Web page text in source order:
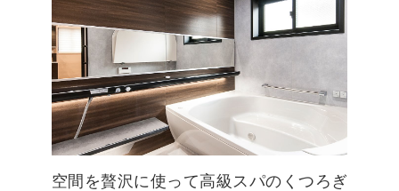
空間を贅沢に使って高級スパのくつろぎ